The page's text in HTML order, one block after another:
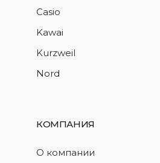
Casio
Kawai
Kurzweil
Nord
КОМПАНИЯ
О компании